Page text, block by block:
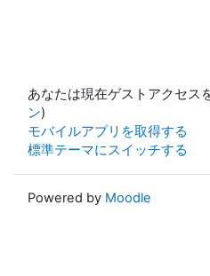
あなたは現在ゲストアクセス
ン)
モバイルアプリを取得する
標準テーマにスイッチする
Powered by Moodle